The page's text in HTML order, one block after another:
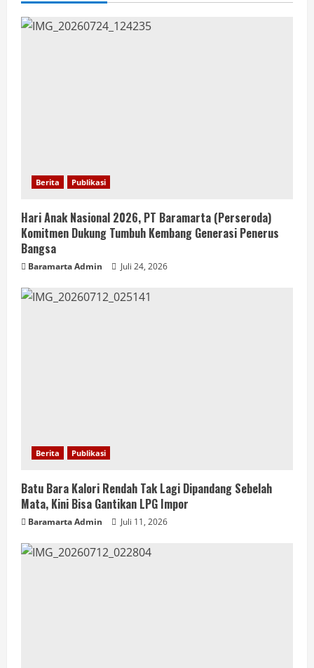
Berita Publikasi
Hari Anak Nasional 2026, PT Baramarta (Perseroda)
Komitmen Dukung Tumbuh Kembang Generasi Penerus
Bangsa
Baramarta Admin Juli 24, 2026
Berita Publikasi
Batu Bara Kalori Rendah Tak Lagi Dipandang Sebelah
Mata, Kini Bisa Gantikan LPG Impor
Baramarta Admin Juli 11, 2026